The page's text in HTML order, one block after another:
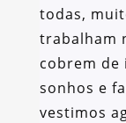
todas,
trabalham
cobrem de
sonhos e
vestimos